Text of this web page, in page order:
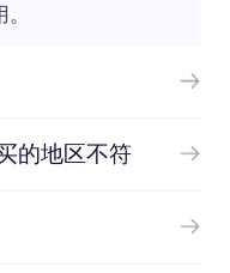
的地区不符